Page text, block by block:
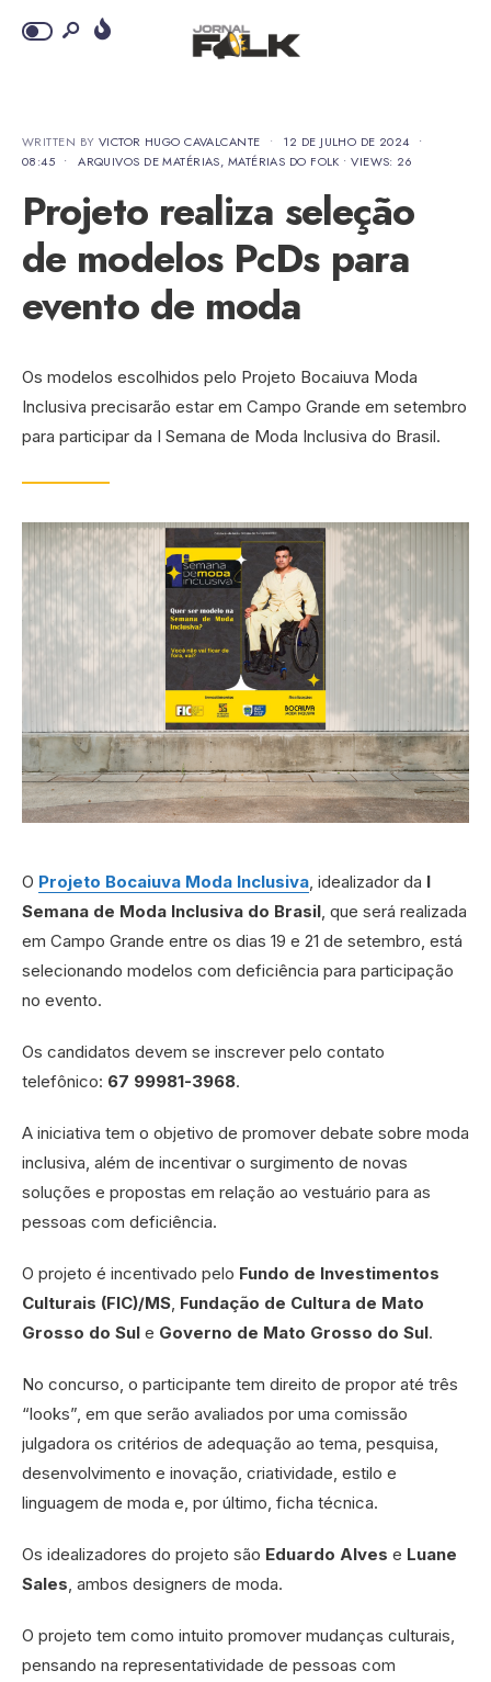
WRITTEN BY VICTOR HUGO CAVALCANTE • 12 DE JULHO DE 2024 •
08:45 • ARQUIVOS DE MATÉRIAS, MATÉRIAS DO FOLK •VIEWS: 26
Projeto realiza seleção
de modelos PcDs para
evento de moda
Os modelos escolhidos pelo Projeto Bocaiuva Moda
Inclusiva precisarão estar em Campo Grande em setembro
para participar da I Semana de Moda Inclusiva do Brasil.
O Projeto Bocaiuva Moda Inclusiva , idealizador da I
Semana de Moda Inclusiva do Brasil , que será realizada
em Campo Grande entre os dias 19 e 21 de setembro, está
selecionando modelos com deficiência para participação
no evento.
Os candidatos devem se inscrever pelo contato
telefônico: 67 99981-3968.
A iniciativa tem o objetivo de promover debate sobre moda
inclusiva, além de incentivar o surgimento de novas
soluções e propostas em relação ao vestuário para as
pessoas com deficiência.
O projeto é incentivado pelo Fundo de Investimentos
Culturais (FIC)/MS Fundação de Cultura de Mato
Grosso do Sul e Governo de Mato Grosso do Sul.
No concurso, o participante tem direito de propor até três
“looks”, em que serão avaliados por uma comissão
julgadora os critérios de adequação ao tema, pesquisa,
desenvolvimento e inovação, criatividade, estilo e
linguagem de moda e, por último, ficha técnica.
Os idealizadores do projeto são Eduardo Alves e Luane
Sales , ambos designers de moda.
O projeto tem como intuito promover mudanças culturais,
pensando na representatividade de pessoas com